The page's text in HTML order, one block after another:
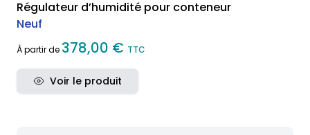
Régulateur d’humidité pour conteneur
Neuf
À partir de 378,00 € TTC
Voir le produit